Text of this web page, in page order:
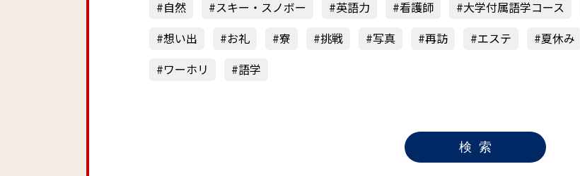
自然
スキー・スノボー 英語力 看護師 大学付属語学コース
想い出
お礼 寮 挑戦 写真 再訪 エステ 夏休み
ワーホリ
語学